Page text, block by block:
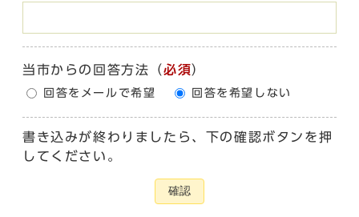
当市からの回答方法 （必須）
回答をメールで希望 回答を希望しない
書き込みが終わりましたら、下の確認ボタンを押
してください。
確認